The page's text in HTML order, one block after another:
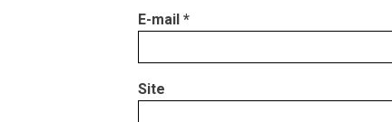
E-mail *
Site